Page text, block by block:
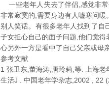
一些老年人失去了伴侣,感觉非
非常寂寞的,需要身边有人嘘寒问
别人笑话。有很多老年人找到了自
子女担心自己的面子问题,他们觉
心另外一方是看中了自己父亲或母
参考文献
1 张卫东,董海涛,唐玲莉,等. 上海
生活J . 中国老年学杂志,2002 , 22